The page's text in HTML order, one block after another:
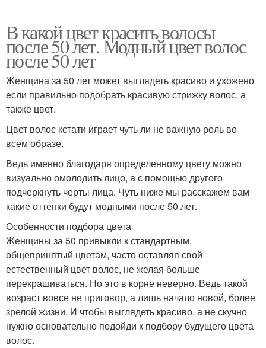
В какой цвет красить волосы
после 50 лет. Модный цвет волос
после 50 лет
Женщина за 50 лет может выглядеть красиво и ухожено
если правильно подобрать красивую стрижку волос, а
также цвет.
Цвет волос кстати играет чуть ли не важную роль во
всем образе.
Ведь именно благодаря определенному цвету можно
визуально омолодить лицо, а с помощью другого
подчеркнуть черты лица. Чуть ниже мы расскажем вам
какие оттенки будут модными после 50 лет.
Особенности подбора цвета
Женщины за 50 привыкли к стандартным,
общепринятый цветам, часто оставляя свой
естественный цвет волос, не желая больше
перекрашиваться. Но это в корне неверно. Ведь такой
возраст вовсе не приговор, а лишь начало новой, более
зрелой жизни. И чтобы выглядеть красиво, а не скучно
нужно основательно подойди к подбору будущего цвета
волос.